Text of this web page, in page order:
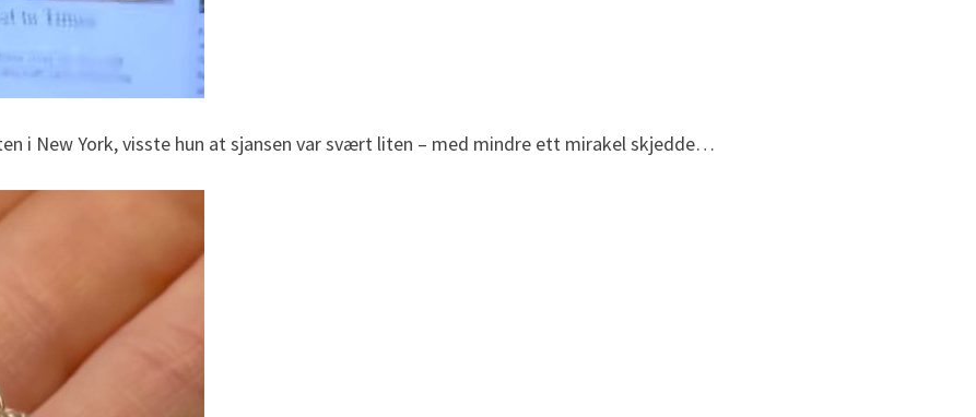
i New York, visste hun at sjansen var svært liten – med mindre ett mirakel skjedde…